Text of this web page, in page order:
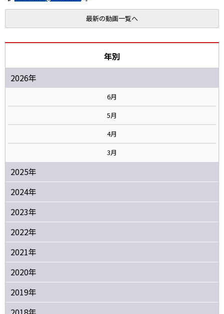
最新の動画一覧へ
年別
2026年
6月
5月
4月
3月
2025年
2024年
2023年
2022年
2021年
2020年
2019年